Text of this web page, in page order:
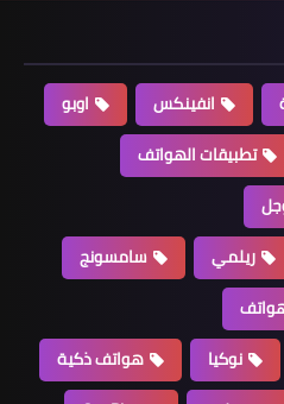
انفينكس
اوبو
تطبيقات الهواتف
ريلمي
سامسونج
نوكيا
هواتف ذكية